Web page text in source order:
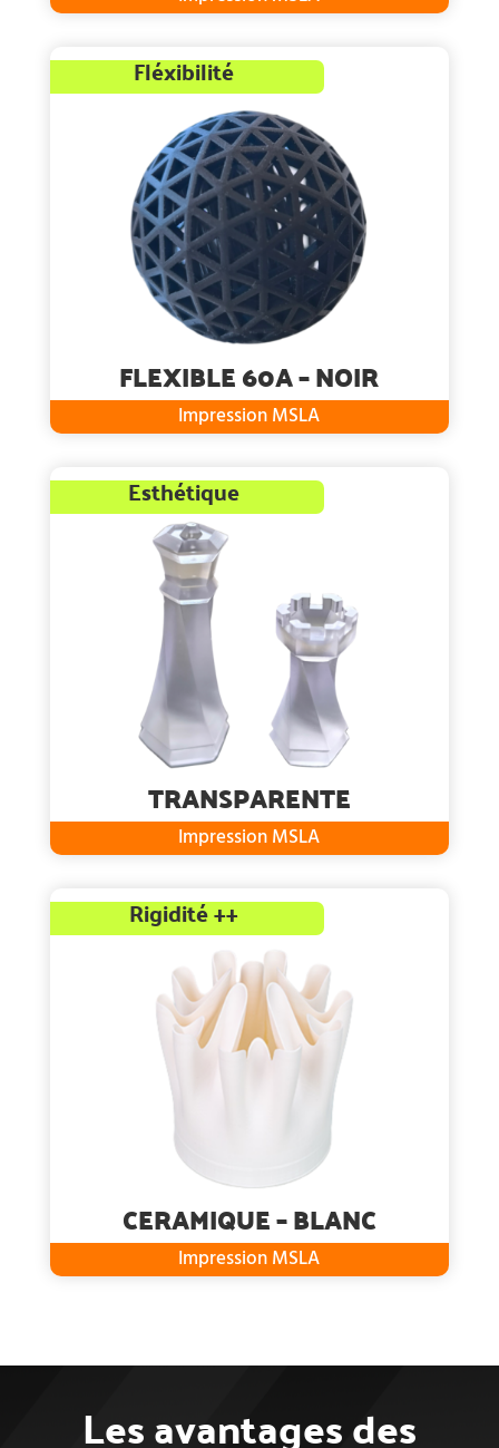
Fléxibilité
FLEXIBLE 60A – NOIR
Impression MSLA
Esthétique
TRANSPARENTE
Impression MSLA
Rigidité ++
CERAMIQUE – BLANC
Impression MSLA
Les avantages des